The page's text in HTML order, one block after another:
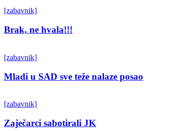
[zabavnik]
Brak, ne hvala!!!
[zabavnik]
Mladi u SAD sve teže nalaze posao
[zabavnik]
Zaječarci sabotirali JK